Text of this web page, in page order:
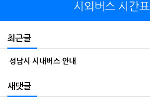
시외버스 시간표
최근글
성남시 시내버스 안내
새댓글